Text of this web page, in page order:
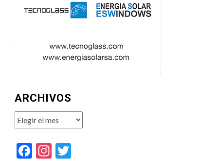
ARCHIVOS
Archivos
Facebook
Instagram